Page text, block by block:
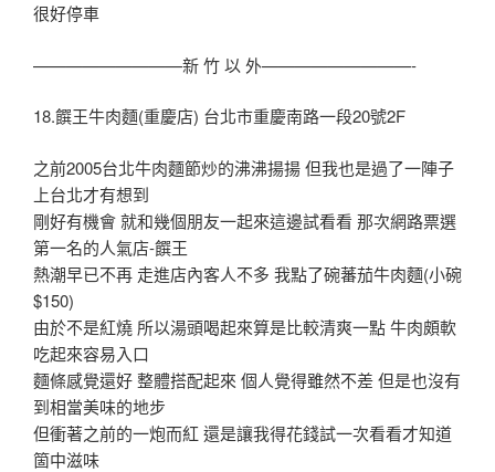
很好停車
—————————新 竹 以 外—————————-
18.饌王牛肉麵(重慶店) 台北市重慶南路一段20號2F
之前2005台北牛肉麵節炒的沸沸揚揚 但我也是過了一陣子
上台北才有想到
剛好有機會 就和幾個朋友一起來這邊試看看 那次網路票選
第一名的人氣店-饌王
熱潮早已不再 走進店內客人不多 我點了碗蕃茄牛肉麵(小碗
$150)
由於不是紅燒 所以湯頭喝起來算是比較清爽一點 牛肉頗軟
吃起來容易入口
麵條感覺還好 整體搭配起來 個人覺得雖然不差 但是也沒有
到相當美味的地步
但衝著之前的一炮而紅 還是讓我得花錢試一次看看才知道
箇中滋味